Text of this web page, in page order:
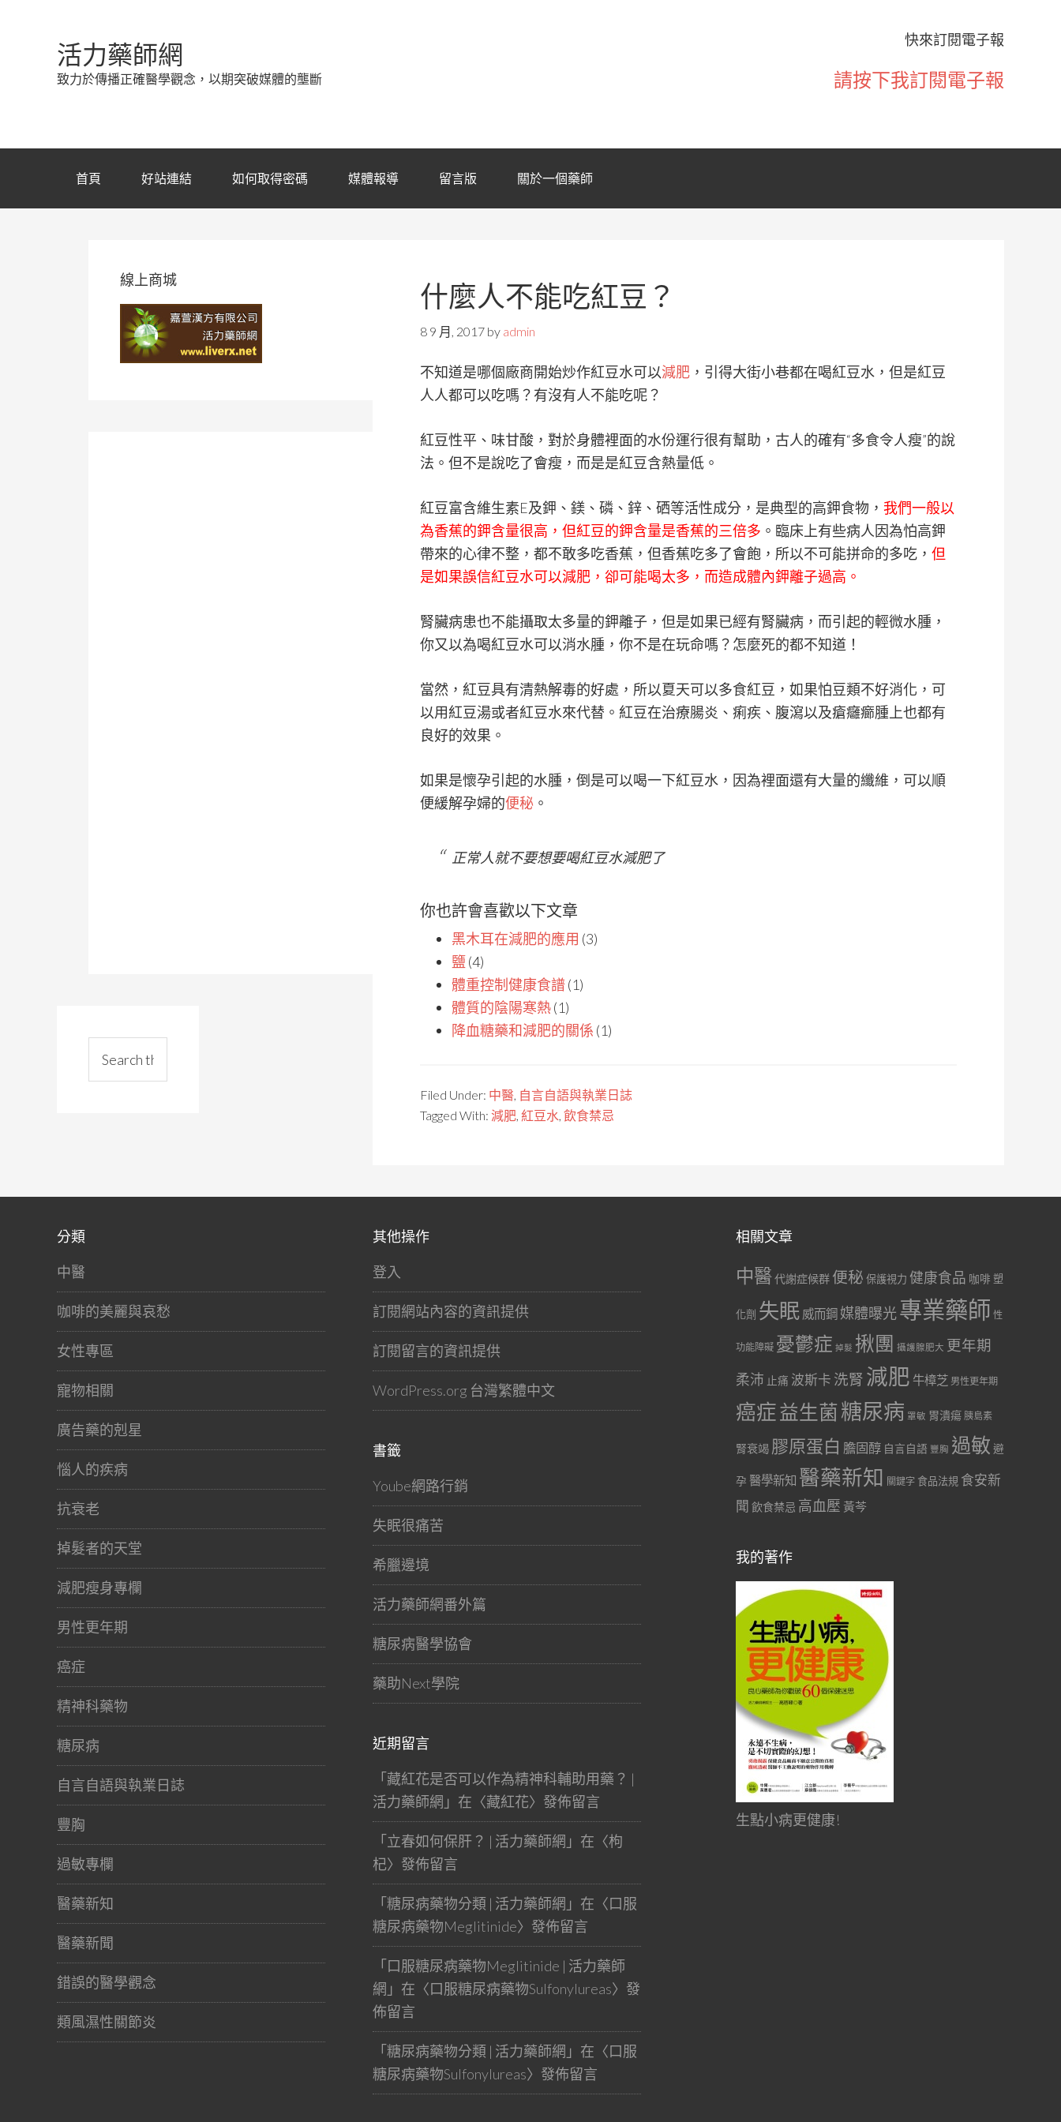
活力藥師網
致力於傳播正確醫學觀念，以期突破媒體的壟斷
快來訂閱電子報
請按下我訂閱電子報
首頁 好站連結 如何取得密碼 媒體報導 留言版 關於一個藥師
什麼人不能吃紅豆？
8 9 月, 2017 by admin
不知道是哪個廠商開始炒作紅豆水可以減肥 ，引得大街小巷都在喝紅豆水，但是紅豆
人人都可以吃嗎？有沒有人不能吃呢？
紅豆性平、味甘酸，對於身體裡面的水份運行很有幫助，古人的確有“多食令人瘦”的說
法。但不是說吃了會瘦，而是是紅豆含熱量低。
紅豆富含維生素E及鉀、鎂、磷、鋅、硒等活性成分，是典型的高鉀食物， 我們一般以
為香蕉的鉀含量很高，但紅豆的鉀含量是香蕉的三倍多 。臨床上有些病人因為怕高鉀
帶來的心律不整，都不敢多吃香蕉，但香蕉吃多了會飽，所以不可能拼命的多吃， 但
是如果誤信紅豆水可以減肥，卻可能喝太多，而造成體內鉀離子過高。
腎臟病患也不能攝取太多量的鉀離子，但是如果已經有腎臟病，而引起的輕微水腫，
你又以為喝紅豆水可以消水腫，你不是在玩命嗎？怎麼死的都不知道！
當然，紅豆具有清熱解毒的好處，所以夏天可以多食紅豆，如果怕豆類不好消化，可
以用紅豆湯或者紅豆水來代替。紅豆在治療腸炎、痢疾、腹瀉以及瘡癰癤腫上也都有
良好的效果。
如果是懷孕引起的水腫，倒是可以喝一下紅豆水，因為裡面還有大量的纖維，可以順
便緩解孕婦的便秘 。
正常人就不要想要喝紅豆水減肥了
你也許會喜歡以下文章
黑木耳在減肥的應用 (3)
鹽(4)
體重控制健康食譜(1)
體質的陰陽寒熱(1)
降血糖藥和減肥的關係 (1)
Filed Under: 中醫, 自言自語與執業日誌
Tagged With: 減肥, 紅豆水, 飲食禁忌
線上商城
分類
中醫
咖啡的美麗與哀愁
女性專區
寵物相關
廣告藥的剋星
惱人的疾病
抗衰老
掉髮者的天堂
減肥瘦身專欄
男性更年期
癌症
精神科藥物
糖尿病
自言自語與執業日誌
豐胸
過敏專欄
醫藥新知
醫藥新聞
錯誤的醫學觀念
類風濕性關節炎
其他操作
登入
訂閱網站內容的資訊提供
訂閱留言的資訊提供
WordPress.org 台灣繁體中文
書籤
Yoube網路行銷
失眠很痛苦
希臘邊境
活力藥師網番外篇
糖尿病醫學協會
藥助Next學院
近期留言
「藏紅花是否可以作為精神科輔助用藥？ |
活力藥師網 」在〈藏紅花〉發佈留言
「立春如何保肝？ | 活力藥師網 」在〈枸
杞〉發佈留言
「糖尿病藥物分類 | 活力藥師網 」在〈口服
糖尿病藥物Meglitinide〉發佈留言
「口服糖尿病藥物Meglitinide | 活力藥師
網 」在〈口服糖尿病藥物Sulfonylureas〉發
佈留言
「糖尿病藥物分類 | 活力藥師網 」在〈口服
糖尿病藥物Sulfonylureas〉發佈留言
相關文章
中醫代謝症候群 便秘 保護視力 健康食品 咖啡 塑
化劑 失眠 威而鋼 媒體曝光專業藥師 性
功能障礙 憂鬱症 掉髮 揪團 攝護腺肥大 更年期
柔沛 止痛 波斯卡 洗腎 減肥 牛樟芝 男性更年期
癌症益生菌 糖尿病 罩敏 胃潰瘍 胰島素
腎衰竭 膠原蛋白 膽固醇 自言自語 豐胸 過敏 避
孕 醫學新知 醫藥新知 關鍵字 食品法規 食安新
聞 飲食禁忌 高血壓 黃芩
我的著作
生點小病更健康!